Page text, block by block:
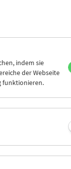
indem sie
der Webseite
funktionieren.